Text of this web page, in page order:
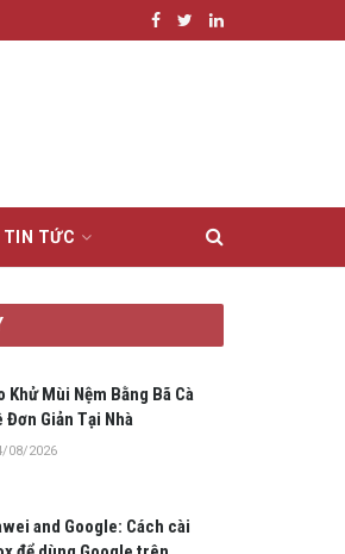
TIN TỨC
Khử Mùi Nệm Bằng Bã Cà
Đơn Giản Tại Nhà
08/2026
and Google: Cách cài